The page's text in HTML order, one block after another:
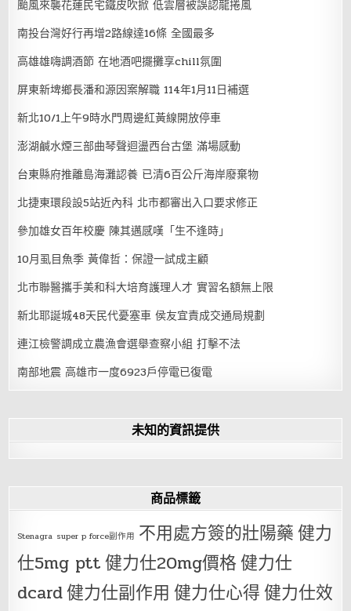
颱風來襲花蓮民宅鐵皮吹掀 低雲層被誤認龍捲風
南投台灣好行再增2路線達16條 全國最多
高雄雄嗨調酒節 在地酒吧擺攤享chill氛圍
屏東新埤鄉長潘和源因案解職 114年1月11日補選
新北10/1上午9時水門周邊紅黃線開放停車
澎湖鹹水煙三部曲琴聲迴盪西台古堡 滿場感動
台東縣府推離島海灘認養 已清6百公斤海岸廢棄物
北捷東環段設5站近內科 北市都審出入口要求修正
參加雄女百年校慶 陳其邁感嘆「生不逢時」
10月虱目魚季 黃偉哲：保證一試成主顧
北市聯醫攜手美和科大培育護理人才 實習名額無上限
新北耶誕城48天民代憂塞車 侯友宜責成交通局規劃
連江檢警調成立農漁會選舉查察小組 打擊不法
南部地震 高雄市一度6923戶停電已復電
未知的資訊提供
商品標籤
Stenagra super p force副作用 不用處方簽的壯陽藥健力
仕5mg ptt健力仕20mg價格健力仕
dcard健力仕副作用 健力仕心得健力仕效